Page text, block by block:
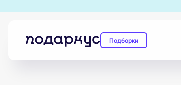
Подборки